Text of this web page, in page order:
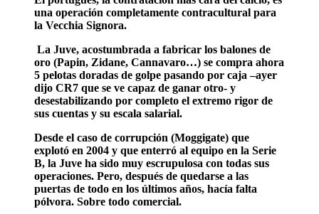
una operación completamente contracultural para
la Vecchia Signora.
La Juve, acostumbrada a fabricar los balones de
oro (Papin, Zidane, Cannavaro…) se compra ahora
5 pelotas doradas de golpe pasando por caja –ayer
dijo CR7 que se ve capaz de ganar otro- y
desestabilizando por completo el extremo rigor de
sus cuentas y su escala salarial.
Desde el caso de corrupción (Moggigate) que
explotó en 2004 y que enterró al equipo en la Serie
B, la Juve ha sido muy escrupulosa con todas sus
operaciones. Pero, después de quedarse a las
puertas de todo en los últimos años, hacía falta
pólvora. Sobre todo comercial.